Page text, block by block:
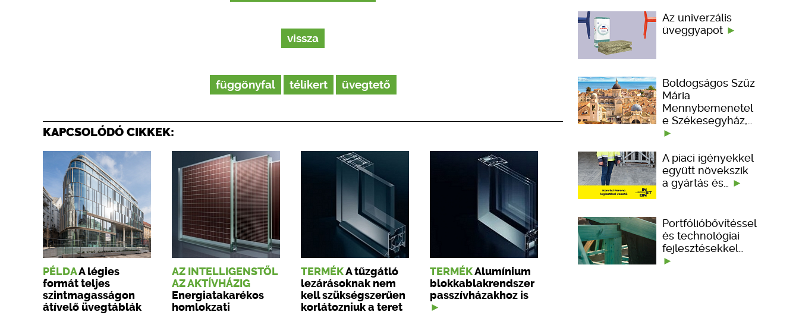
vissza
függönyfal télikert üvegtető
KAPCSOLÓDÓ CIKKEK:
PÉLDAA légies
formát teljes
szintmagasságon
átívelő üvegtáblák
AZ INTELLIGENSTŐL
AZ AKTÍVHÁZIG
Energiatakarékos
homlokzati
TERMÉKA tűzgátló
lezárásoknak nem
kell szükségszerűen
korlátozniuk a teret
TERMÉKAlumínium
blokkablakrendszer
passzívházakhoz is
Az univerzális
üveggyapot
Boldogságos Szűz
Mária
Mennybemenetel
e Székesegyház,…
A piaci igényekkel
együtt növekszik
a gyártás és…
Portfólióbővítéssel
és technológiai
fejlesztésekkel…